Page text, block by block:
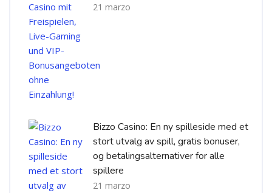
21 marzo
Bizzo Casino: En ny spilleside med et
stort utvalg av spill, gratis bonuser,
og betalingsalternativer for alle
spillere
21 marzo